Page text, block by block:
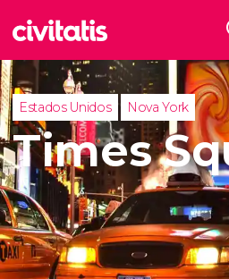
Estados Unidos Nova York
Times